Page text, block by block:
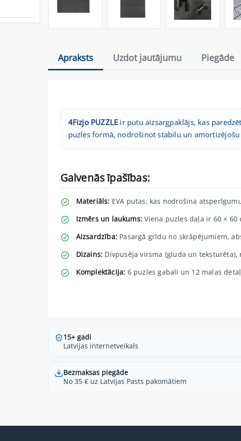
Apraksts Uzdot jautājumu Piegāde
4Fizjo PUZZLE ir putu aizsargpaklājs, kas
puzles formā, nodrošinot stabilu un
Galvenās īpašības:
Materiāls: EVA putas, kas nodrošina
Izmērs un laukums: Viena puzles daļa ir 60 × 60
Aizsardzība:Pasargā grīdu no skrāpējumiem,
Dizains: Divpusēja virsma (gluda un
Komplektācija: 6 puzles gabali un 12 malas
15+ gadi
Latvijas internetveikals
Bezmaksas piegāde
No 35 € uz Latvijas Pasts pakomātiem